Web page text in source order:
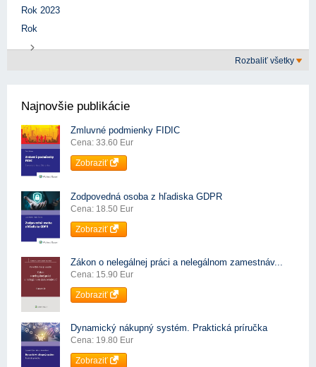
Rok 2023
Rok
Rozbaliť všetky
Najnovšie publikácie
Zmluvné podmienky FIDIC
Cena: 33.60 Eur
Zobraziť
Zodpovedná osoba z hľadiska GDPR
Cena: 18.50 Eur
Zobraziť
Zákon o nelegálnej práci a nelegálnom zamestnáv...
Cena: 15.90 Eur
Zobraziť
Dynamický nákupný systém. Praktická príručka
Cena: 19.80 Eur
Zobraziť